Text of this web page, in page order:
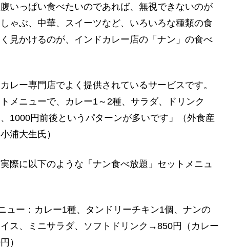
いっぱい食べたいのであれば、無視できないのが
ゃぶ、中華、スイーツなど、いろいろな種類の食
見かけるのが、インドカレー店の「ナン」の食べ
レー専門店でよく提供されているサービスです。
メニューで、カレー1～2種、サラダ、ドリンク
1000円前後というパターンが多いです」（外食産
浦大生氏）
際に以下のような「ナン食べ放題」セットメニュ
ュー：カレー1種、タンドリーチキン1個、ナンの
ス、ミニサラダ、ソフトドリンク→850円（カレー
）